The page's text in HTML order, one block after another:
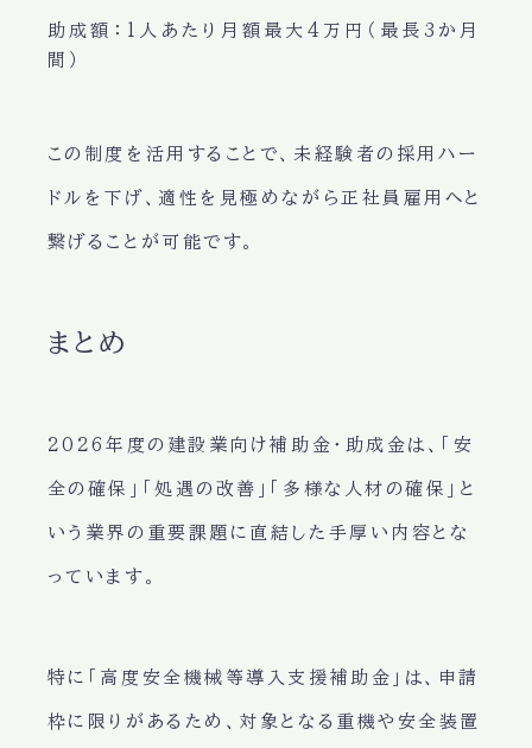
助成額 ：1人あたり月額最大4万円（最長3か月
間）
この制度を活用することで、未経験者の採用ハー
ドルを下げ、適性を見極めながら正社員雇用へと
繋げることが可能です。
まとめ
2026年度の建設業向け補助金・助成金は、「安
全の確保」「処遇の改善」「多様な人材の確保」と
いう業界の重要課題に直結した手厚い内容とな
っています。
特に「高度安全機械等導入支援補助金」は、申請
枠に限りがあるため、対象となる重機や安全装置